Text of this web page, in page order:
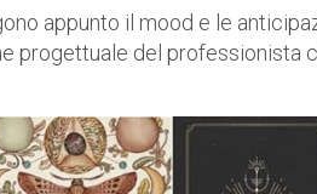
appunto il mood e le
progettuale del professionista